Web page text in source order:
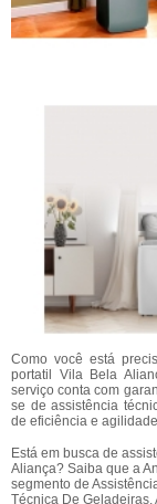
Como você está
portatil Vila Bela
serviço conta com
se de assistência
de eficiência e
Está em busca de
Aliança? Saiba que a
segmento de
Técnica De Geladeiras,